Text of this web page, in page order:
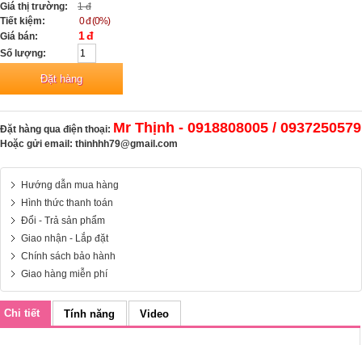
Giá thị trường:
1 đ
Tiết kiệm:
0 đ (0%)
Giá bán:
1 đ
Số lượng:
Đặt hàng qua điện thoại: Mr Thịnh - 0918808005 / 0937250579
Hoặc gửi email: thinhhh79@gmail.com
Hướng dẫn mua hàng
Hình thức thanh toán
Đổi - Trả sản phẩm
Giao nhận - Lắp đặt
Chính sách bảo hành
Giao hàng miễn phí
Chi tiết Tính năng Video